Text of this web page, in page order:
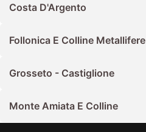
Costa D'Argento
Follonica E Colline Metallifere
Grosseto - Castiglione
Monte Amiata E Colline